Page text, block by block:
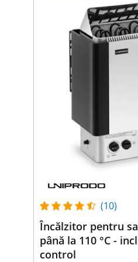
(10)
Încălzitor pentru
până la 110 °C -
control